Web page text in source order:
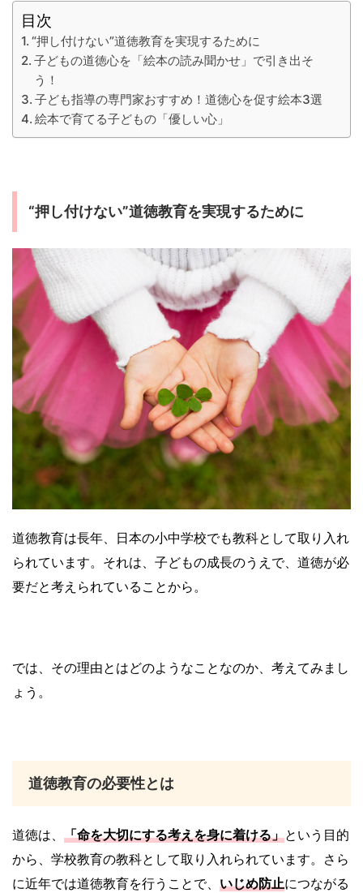
目次
“押し付けない”道徳教育を実現するために
子どもの道徳心を「絵本の読み聞かせ」で引き出そ
う！
子ども指導の専門家おすすめ！道徳心を促す絵本3選
絵本で育てる子どもの「優しい心」
“押し付けない”道徳教育を実現するために
道徳教育は長年、日本の小中学校でも教科として取り入れ
られています。それは、子どもの成長のうえで、道徳が必
要だと考えられていることから。
では、その理由とはどのようなことなのか、考えてみまし
ょう。
道徳教育の必要性とは
道徳は、 「命を大切にする考えを身に着ける」という目的
から、学校教育の教科として取り入れられています。さら
に近年では道徳教育を行うことで、 いじめ防止につながる